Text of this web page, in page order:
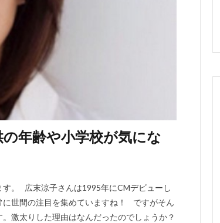
年齢や小学校が気にな
。 広末涼子さんは1995年にCMデビューし
に世間の注目を集めていますね！ ですがそん
激太りした理由はなんだったのでしょうか？